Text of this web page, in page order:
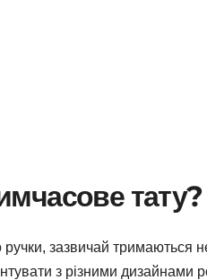
тату?
зазвичай тримаються
з різними дизайнами